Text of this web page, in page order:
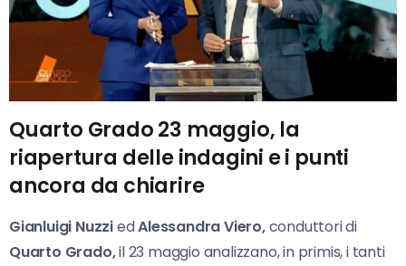
Quarto Grado 23 maggio, la
riapertura delle indagini e i punti
ancora da chiarire
Gianluigi NuzziedAlessandra Viero,conduttori di
Quarto Grado,il 23 maggio analizzano, in primis, i tanti